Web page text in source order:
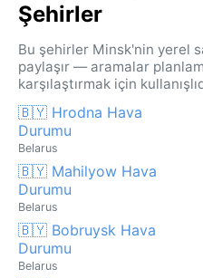
Şehirler
Bu şehirler Minsk'nin yerel
paylaşır — aramalar
karşılaştırmak için
🇧🇾 Hrodna Hava
Durumu
Belarus
🇧🇾 Mahilyow Hava
Durumu
Belarus
🇧🇾 Bobruysk Hava
Durumu
Belarus